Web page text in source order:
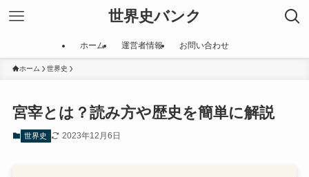
世界史バンク
ホーム 運営者情報 お問い合わせ
ホーム 世界史
宮宰とは？読み方や歴史を簡単に解説
世界史 2023年12月6日